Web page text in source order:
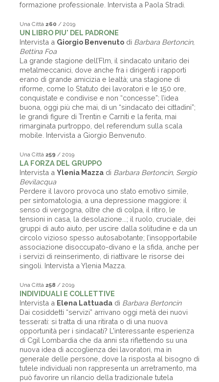
formazione professionale. Intervista a Paola Stradi.
Una Città 260 / 2019
UN LIBRO PIU' DEL PADRONE
Intervista a Giorgio Benvenuto di Barbara Bertoncin,
Bettina Foa
La grande stagione dell’Flm, il sindacato unitario dei
metalmeccanici, dove anche fra i dirigenti i rapporti
erano di grande amicizia e lealtà; una stagione di
riforme, come lo Statuto dei lavoratori e le 150 ore,
conquistate e condivise e non “concesse”; l’idea
buona, oggi più che mai, di un “sindacato dei cittadini”;
le grandi figure di Trentin e Carniti e la ferita, mai
rimarginata purtroppo, del referendum sulla scala
mobile. Intervista a Giorgio Benvenuto.
Una Città 259 / 2019
LA FORZA DEL GRUPPO
Intervista a Ylenia Mazza di Barbara Bertoncin, Sergio
Bevilacqua
Perdere il lavoro provoca uno stato emotivo simile,
per sintomatologia, a una depressione maggiore: il
senso di vergogna, oltre che di colpa, il ritiro, le
tensioni in casa, la desolazione...; il ruolo, cruciale, dei
gruppi di auto aiuto, per uscire dalla solitudine e da un
circolo vizioso spesso autosabotante; l’insopportabile
associazione disoccupato-divano e la sfida, anche per
i servizi di reinserimento, di riattivare le risorse dei
singoli. Intervista a Ylenia Mazza.
Una Città 258 / 2019
INDIVIDUALI E COLLETTIVE
Intervista a Elena Lattuada di Barbara Bertoncin
Dai cosiddetti “servizi” arrivano oggi metà dei nuovi
tesserati: si tratta di una ritirata o di una nuova
opportunità per i sindacati? L'interessante esperienza
di Cgil Lombardia che da anni sta riflettendo su una
nuova idea di accoglienza dei lavoratori, ma in
generale delle persone, dove la risposta al bisogno di
tutele individuali non rappresenta un arretramento, ma
può favorire un rilancio della tradizionale tutela